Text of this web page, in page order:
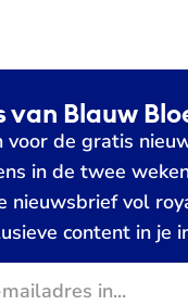
van Blauw
voor de gratis
in de twee
nieuwsbrief vol
content in je